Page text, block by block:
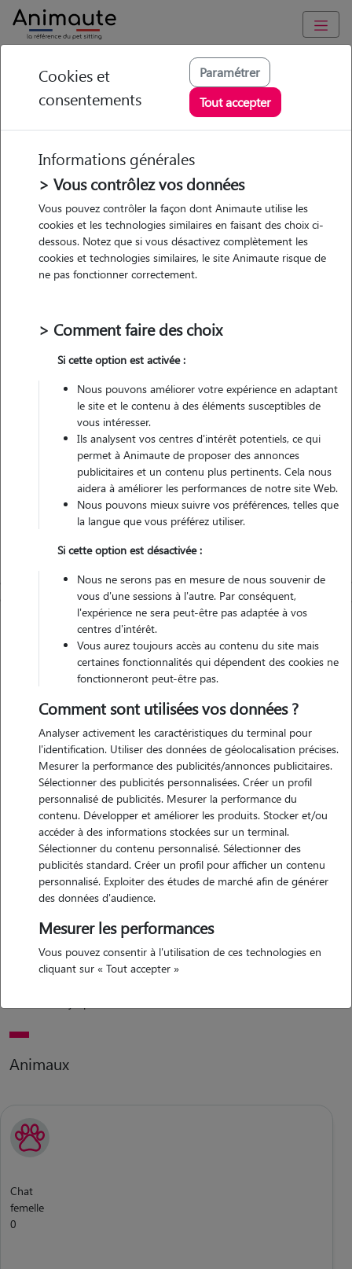
Animaute Occitanie Pyrénées-Orientales/Perpignan
Marion - Petsitter à
PERPIGNAN
• 27 ans
Véhiculé
Contacter
L'envoi d'une demande est sans engagement
Motivation
je suis vétérinaire j'aime les animaux et je sais que defois il peut être
difficile de laisser son animal ou alors de trouver quelqu'un pour le
garder ... c'est pour ça que je veux proposer mon aide aux personnes
qui pourrait en avoir besoin
Expérience
j'ai déjà gardé des chiens , des chats ... un élevage de main coon .. je
meme un chien qui s'appelle milo, golden retriever très gentil mais
Animaux
Chat
femelle
0
Cookies et
consentements
Paramétrer
Tout accepter
Informations générales
> Vous contrôlez vos données
Vous pouvez contrôler la façon dont Animaute utilise les
cookies et les technologies similaires en faisant des choix ci-
dessous. Notez que si vous désactivez complètement les
cookies et technologies similaires, le site Animaute risque de
ne pas fonctionner correctement.
> Comment faire des choix
Si cette option est activée :
Nous pouvons améliorer votre expérience en adaptant
le site et le contenu à des éléments susceptibles de
vous intéresser.
Ils analysent vos centres d'intérêt potentiels, ce qui
permet à Animaute de proposer des annonces
publicitaires et un contenu plus pertinents. Cela nous
aidera à améliorer les performances de notre site Web.
Nous pouvons mieux suivre vos préférences, telles que
la langue que vous préférez utiliser.
Si cette option est désactivée :
Nous ne serons pas en mesure de nous souvenir de
vous d'une sessions à l'autre. Par conséquent,
l'expérience ne sera peut-être pas adaptée à vos
centres d'intérêt.
Vous aurez toujours accès au contenu du site mais
certaines fonctionnalités qui dépendent des cookies ne
fonctionneront peut-être pas.
Comment sont utilisées vos données ?
Analyser activement les caractéristiques du terminal pour
l'identification. Utiliser des données de géolocalisation précises.
Mesurer la performance des publicités/annonces publicitaires.
Sélectionner des publicités personnalisées. Créer un profil
personnalisé de publicités. Mesurer la performance du
contenu. Développer et améliorer les produits. Stocker et/ou
accéder à des informations stockées sur un terminal.
Sélectionner du contenu personnalisé. Sélectionner des
publicités standard. Créer un profil pour afficher un contenu
personnalisé. Exploiter des études de marché afin de générer
des données d'audience.
Mesurer les performances
Vous pouvez consentir à l'utilisation de ces technologies en
cliquant sur « Tout accepter »